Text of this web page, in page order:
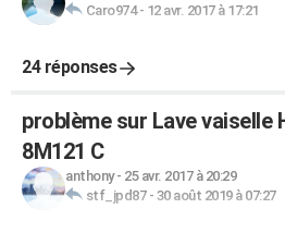
Caro974- 12 avr. 2017 à 17:21
24 réponses
problème sur Lave vaiselle
8M121 C
anthony- 25 avr. 2017 à 20:29
stf_jpd87- 30 août 2019 à 07:27